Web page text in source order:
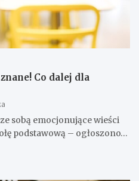
Co dalej dla
sobą emocjonujące wieści
podstawową – ogłoszono…